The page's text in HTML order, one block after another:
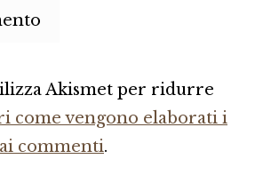
Akismet per ridurre
come vengono elaborati i
commenti.